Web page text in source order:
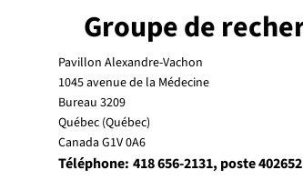
Groupe de
Pavillon Alexandre-Vachon
1045 avenue de la Médecine
Bureau 3209
Québec (Québec)
Canada G1V 0A6
Téléphone: 418 656-2131, poste 402652